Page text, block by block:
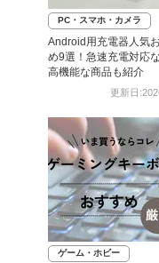
PC・スマホ・カメラ
Android用充電器人気
め9選！急速充電対応な
高機能な商品も紹介
更新日
ゲーム・ホビー